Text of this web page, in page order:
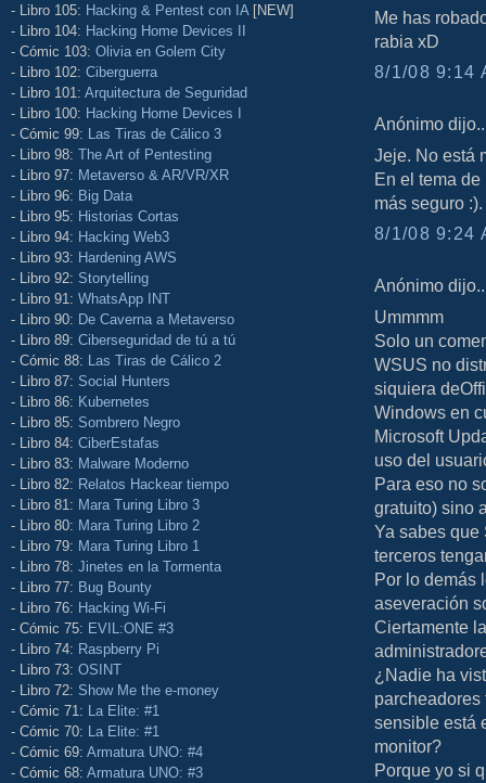
- Libro 105: Hacking & Pentest con IA [NEW]
- Libro 104: Hacking Home Devices II
- Cómic 103: Olivia en Golem City
- Libro 102: Ciberguerra
- Libro 101: Arquitectura de Seguridad
- Libro 100: Hacking Home Devices I
- Cómic 99: Las Tiras de Cálico 3
- Libro 98: The Art of Pentesting
- Libro 97: Metaverso & AR/VR/XR
- Libro 96: Big Data
- Libro 95: Historias Cortas
- Libro 94: Hacking Web3
- Libro 93: Hardening AWS
- Libro 92: Storytelling
- Libro 91: WhatsApp INT
- Libro 90: De Caverna a Metaverso
- Libro 89: Ciberseguridad de tú a tú
- Cómic 88: Las Tiras de Cálico 2
- Libro 87: Social Hunters
- Libro 86: Kubernetes
- Libro 85: Sombrero Negro
- Libro 84: CiberEstafas
- Libro 83: Malware Moderno
- Libro 82: Relatos Hackear tiempo
- Libro 81: Mara Turing Libro 3
- Libro 80: Mara Turing Libro 2
- Libro 79: Mara Turing Libro 1
- Libro 78: Jinetes en la Tormenta
- Libro 77: Bug Bounty
- Libro 76: Hacking Wi-Fi
- Cómic 75: EVIL:ONE #3
- Libro 74: Raspberry Pi
- Libro 73: OSINT
- Libro 72: Show Me the e-money
- Cómic 71: La Elite: #1
- Cómic 70: La Elite: #1
- Cómic 69: Armatura UNO: #4
- Cómic 68: Armatura UNO: #3
Me has
rabia xD
8/1/08 9:14
Anónimo
Jeje. No está
En el tema
más seguro :).
8/1/08 9:24
Anónimo
Ummmm
Solo un
WSUS no
siquiera
Windows en
Microsoft
uso del
Para eso no
gratuito) sino
Ya sabes que
terceros
Por lo demás
aseveración
Ciertamente
¿Nadie ha
sensible está
monitor?
Porque yo si